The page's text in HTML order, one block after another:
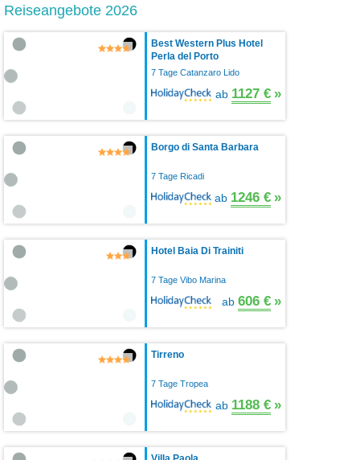
Reiseangebote 2026
Best Western Plus Hotel
Perla del Porto
7 Tage Catanzaro Lido
ab 1127 € »
Borgo di Santa Barbara
7 Tage Ricadi
ab 1246 € »
Hotel Baia Di Trainiti
7 Tage Vibo Marina
ab 606 € »
Tirreno
7 Tage Tropea
ab 1188 € »